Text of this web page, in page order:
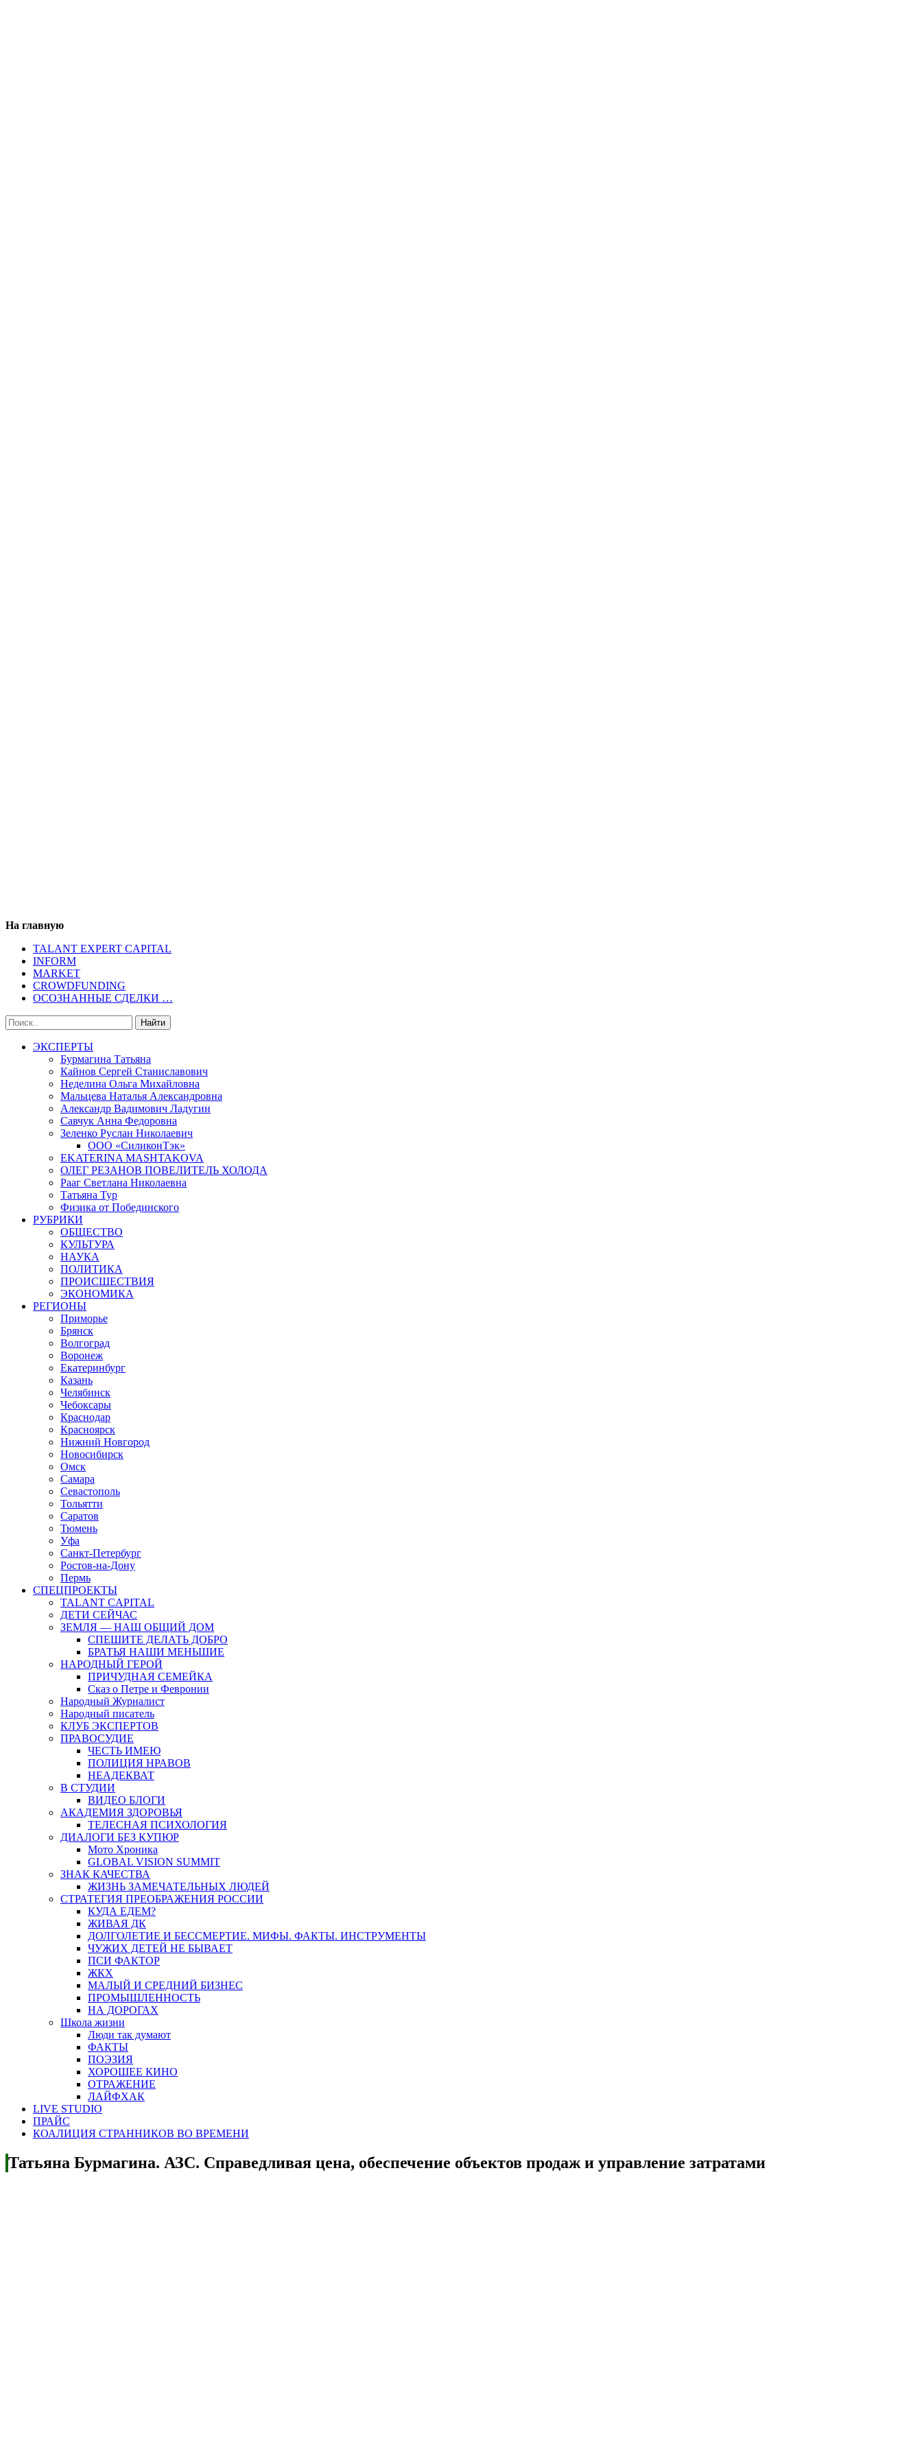
На главную
TALANT EXPERT CAPITAL
INFORM
MARKET
CROWDFUNDING
ОСОЗНАННЫЕ СДЕЛКИ …
ЭКСПЕРТЫ
Бурмагина Татьяна
Кайнов Сергей Станиславович
Неделина Ольга Михайловна
Мальцева Наталья Александровна
Александр Вадимович Ладугин
Савчук Анна Федоровна
Зеленко Руслан Николаевич
ООО «СиликонТэк»
EKATERINA MASHTAKOVA
ОЛЕГ РЕЗАНОВ ПОВЕЛИТЕЛЬ ХОЛОДА
Рааг Светлана Николаевна
Татьяна Тур
Физика от Побединского
РУБРИКИ
ОБЩЕСТВО
КУЛЬТУРА
НАУКА
ПОЛИТИКА
ПРОИСШЕСТВИЯ
ЭКОНОМИКА
РЕГИОНЫ
Приморье
Брянск
Волгоград
Воронеж
Екатеринбург
Казань
Челябинск
Чебоксары
Краснодар
Красноярск
Нижний Новгород
Новосибирск
Омск
Самара
Севастополь
Тольятти
Саратов
Тюмень
Уфа
Санкт-Петербург
Ростов-на-Дону
Пермь
СПЕЦПРОЕКТЫ
TALANT CAPITAL
ДЕТИ СЕЙЧАС
ЗЕМЛЯ — НАШ ОБЩИЙ ДОМ
СПЕШИТЕ ДЕЛАТЬ ДОБРО
БРАТЬЯ НАШИ МЕНЬШИЕ
НАРОДНЫЙ ГЕРОЙ
ПРИЧУДНАЯ СЕМЕЙКА
Сказ о Петре и Февронии
Народный Журналист
Народный писатель
КЛУБ ЭКСПЕРТОВ
ПРАВОСУДИЕ
ЧЕСТЬ ИМЕЮ
ПОЛИЦИЯ НРАВОВ
НЕАДЕКВАТ
В СТУДИИ
ВИДЕО БЛОГИ
АКАДЕМИЯ ЗДОРОВЬЯ
ТЕЛЕСНАЯ ПСИХОЛОГИЯ
ДИАЛОГИ БЕЗ КУПЮР
Мото Хроника
GLOBAL VISION SUMMIT
ЗНАК КАЧЕСТВА
ЖИЗНЬ ЗАМЕЧАТЕЛЬНЫХ ЛЮДЕЙ
СТРАТЕГИЯ ПРЕОБРАЖЕНИЯ РОССИИ
КУДА ЕДЕМ?
ЖИВАЯ ДК
ДОЛГОЛЕТИЕ И БЕССМЕРТИЕ. МИФЫ. ФАКТЫ. ИНСТРУМЕНТЫ
ЧУЖИХ ДЕТЕЙ НЕ БЫВАЕТ
ПСИ ФАКТОР
ЖКХ
МАЛЫЙ И СРЕДНИЙ БИЗНЕС
ПРОМЫШЛЕННОСТЬ
НА ДОРОГАХ
Школа жизни
Люди так думают
ФАКТЫ
ПОЭЗИЯ
ХОРОШЕЕ КИНО
ОТРАЖЕНИЕ
ЛАЙФХАК
LIVE STUDIO
ПРАЙС
КОАЛИЦИЯ СТРАННИКОВ ВО ВРЕМЕНИ
Татьяна Бурмагина. АЗС. Справедливая цена, обеспечение объектов продаж и управление затратами